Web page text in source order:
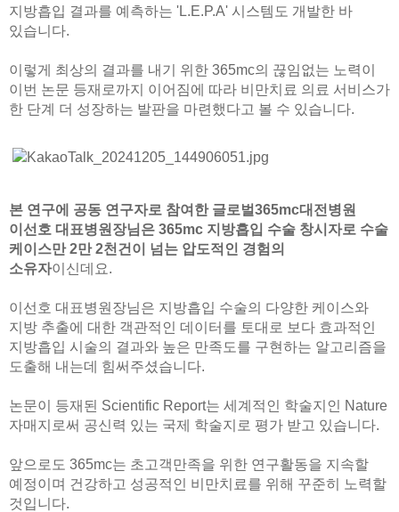
지방흡입 결과를 예측하는 'L.E.P.A' 시스템도 개발한 바
있습니다.
이렇게 최상의 결과를 내기 위한 365mc의 끊임없는 노력이
이번 논문 등재로까지 이어짐에 따라 비만치료 의료 서비스가
한 단계 더 성장하는 발판을 마련했다고 볼 수 있습니다.
본 연구에 공동 연구자로 참여한 글로벌365mc대전병원
이선호 대표병원장님은 365mc 지방흡입 수술 창시자로 수술
케이스만 2만 2천건이 넘는 압도적인 경험의
소유자이신데요.
이선호 대표병원장님은 지방흡입 수술의 다양한 케이스와
지방 추출에 대한 객관적인 데이터를 토대로 보다 효과적인
지방흡입 시술의 결과와 높은 만족도를 구현하는 알고리즘을
도출해 내는데 힘써주셨습니다.
논문이 등재된 Scientific Report는 세계적인 학술지인 Nature
자매지로써 공신력 있는 국제 학술지로 평가 받고 있습니다.
앞으로도 365mc는 초고객만족을 위한 연구활동을 지속할
예정이며 건강하고 성공적인 비만치료를 위해 꾸준히 노력할
것입니다.